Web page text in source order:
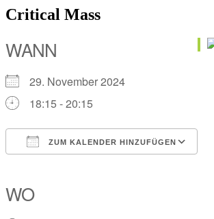
Critical Mass
WANN
29. November 2024
18:15 - 20:15
ZUM KALENDER HINZUFÜGEN
WO